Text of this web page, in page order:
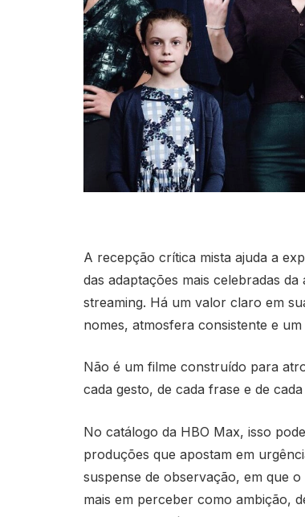
A recepção crítica mista ajuda a
das adaptações mais celebradas
streaming. Há um valor claro em
nomes, atmosfera consistente e
Não é um filme construído para
cada gesto, de cada frase e de
No catálogo da HBO Max, isso
produções que apostam em
suspense de observação, em que
mais em perceber como ambição,